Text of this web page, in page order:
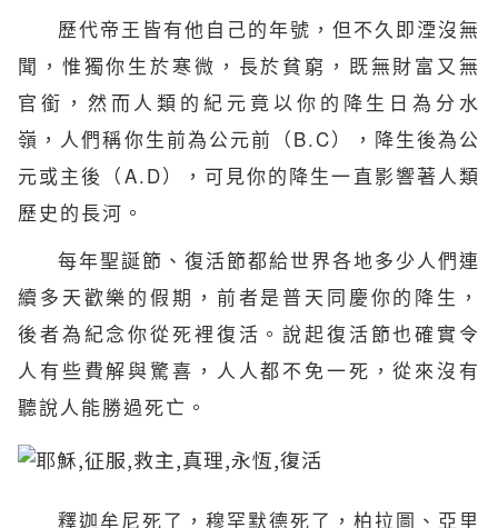
歷代帝王皆有他自己的年號，但不久即湮沒無
聞，惟獨你生於寒微，長於貧窮，既無財富又無
官銜，然而人類的紀元竟以你的降生日為分水
嶺，人們稱你生前為公元前（B.C），降生後為公
元或主後（A.D），可見你的降生一直影響著人類
歷史的長河。
每年聖誕節、 復活節都給世界各地多少人們連
續多天歡樂的假期，前者是普天同慶你的降生，
後者為紀念你從死裡復活。說起復活節也確實令
人有些費解與驚喜，人人都不免一死，從來沒有
聽說人能勝過死亡。
釋迦牟尼死了，穆罕默德死了，柏拉圖、亞里